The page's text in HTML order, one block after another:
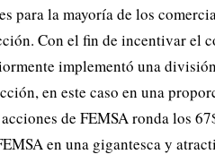
para la mayoría de los
Con el fin de incentivar el
implementó una
en este caso en una
de FEMSA ronda los
en una gigantesca y